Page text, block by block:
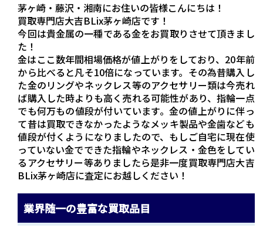
茅ヶ崎・藤沢・湘南にお住いの皆様こんにちは！
買取専門店大吉BLix茅ヶ崎店です！
今回は貴金属の一種である金をお買取りさせて頂きまし
た！
金はここ数年間相場価格が値上がりをしており、20年前
から比べると凡そ10倍になっています。その為昔購入し
た金のリングやネックレス等のアクセサリー類は今売れ
ば購入した時よりも高く売れる可能性があり、指輪一点
でも何万もの値段が付いています。金の値上がりに伴っ
て昔は買取できなかったようなメッキ製品や金歯なども
値段が付くようになりましたので、もしご自宅に現在使
っていない金でできた指輪やネックレス・金色をしてい
るアクセサリー等ありましたら是非一度買取専門店大吉
BLix茅ヶ崎店に査定にお越しください！
業界随一の豊富な買取品目